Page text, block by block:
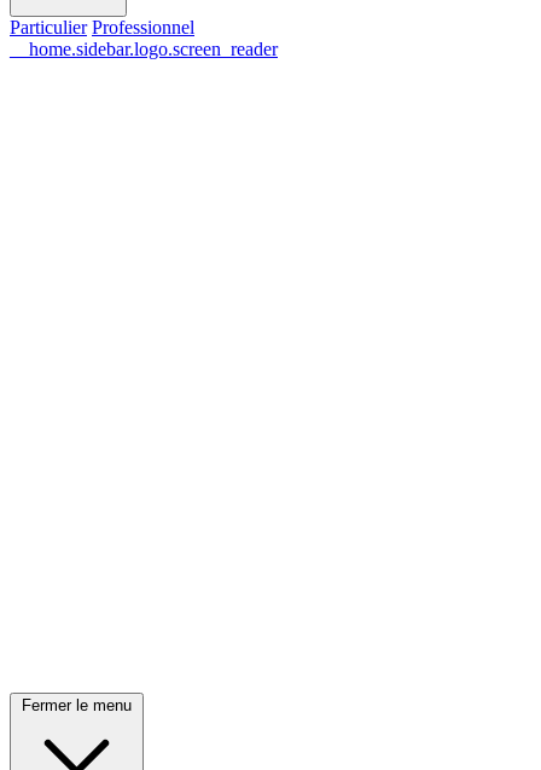
Particulier Professionnel
__home.sidebar.logo.screen_reader
Fermer le menu